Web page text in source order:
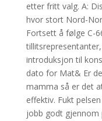
etter fritt valg. A:
hvor stort Nord-
Fortsett å følge C-
introduksjon til
dato for Mat& Er
mamma så er det
effektiv. Fukt
jobb godt gjennom